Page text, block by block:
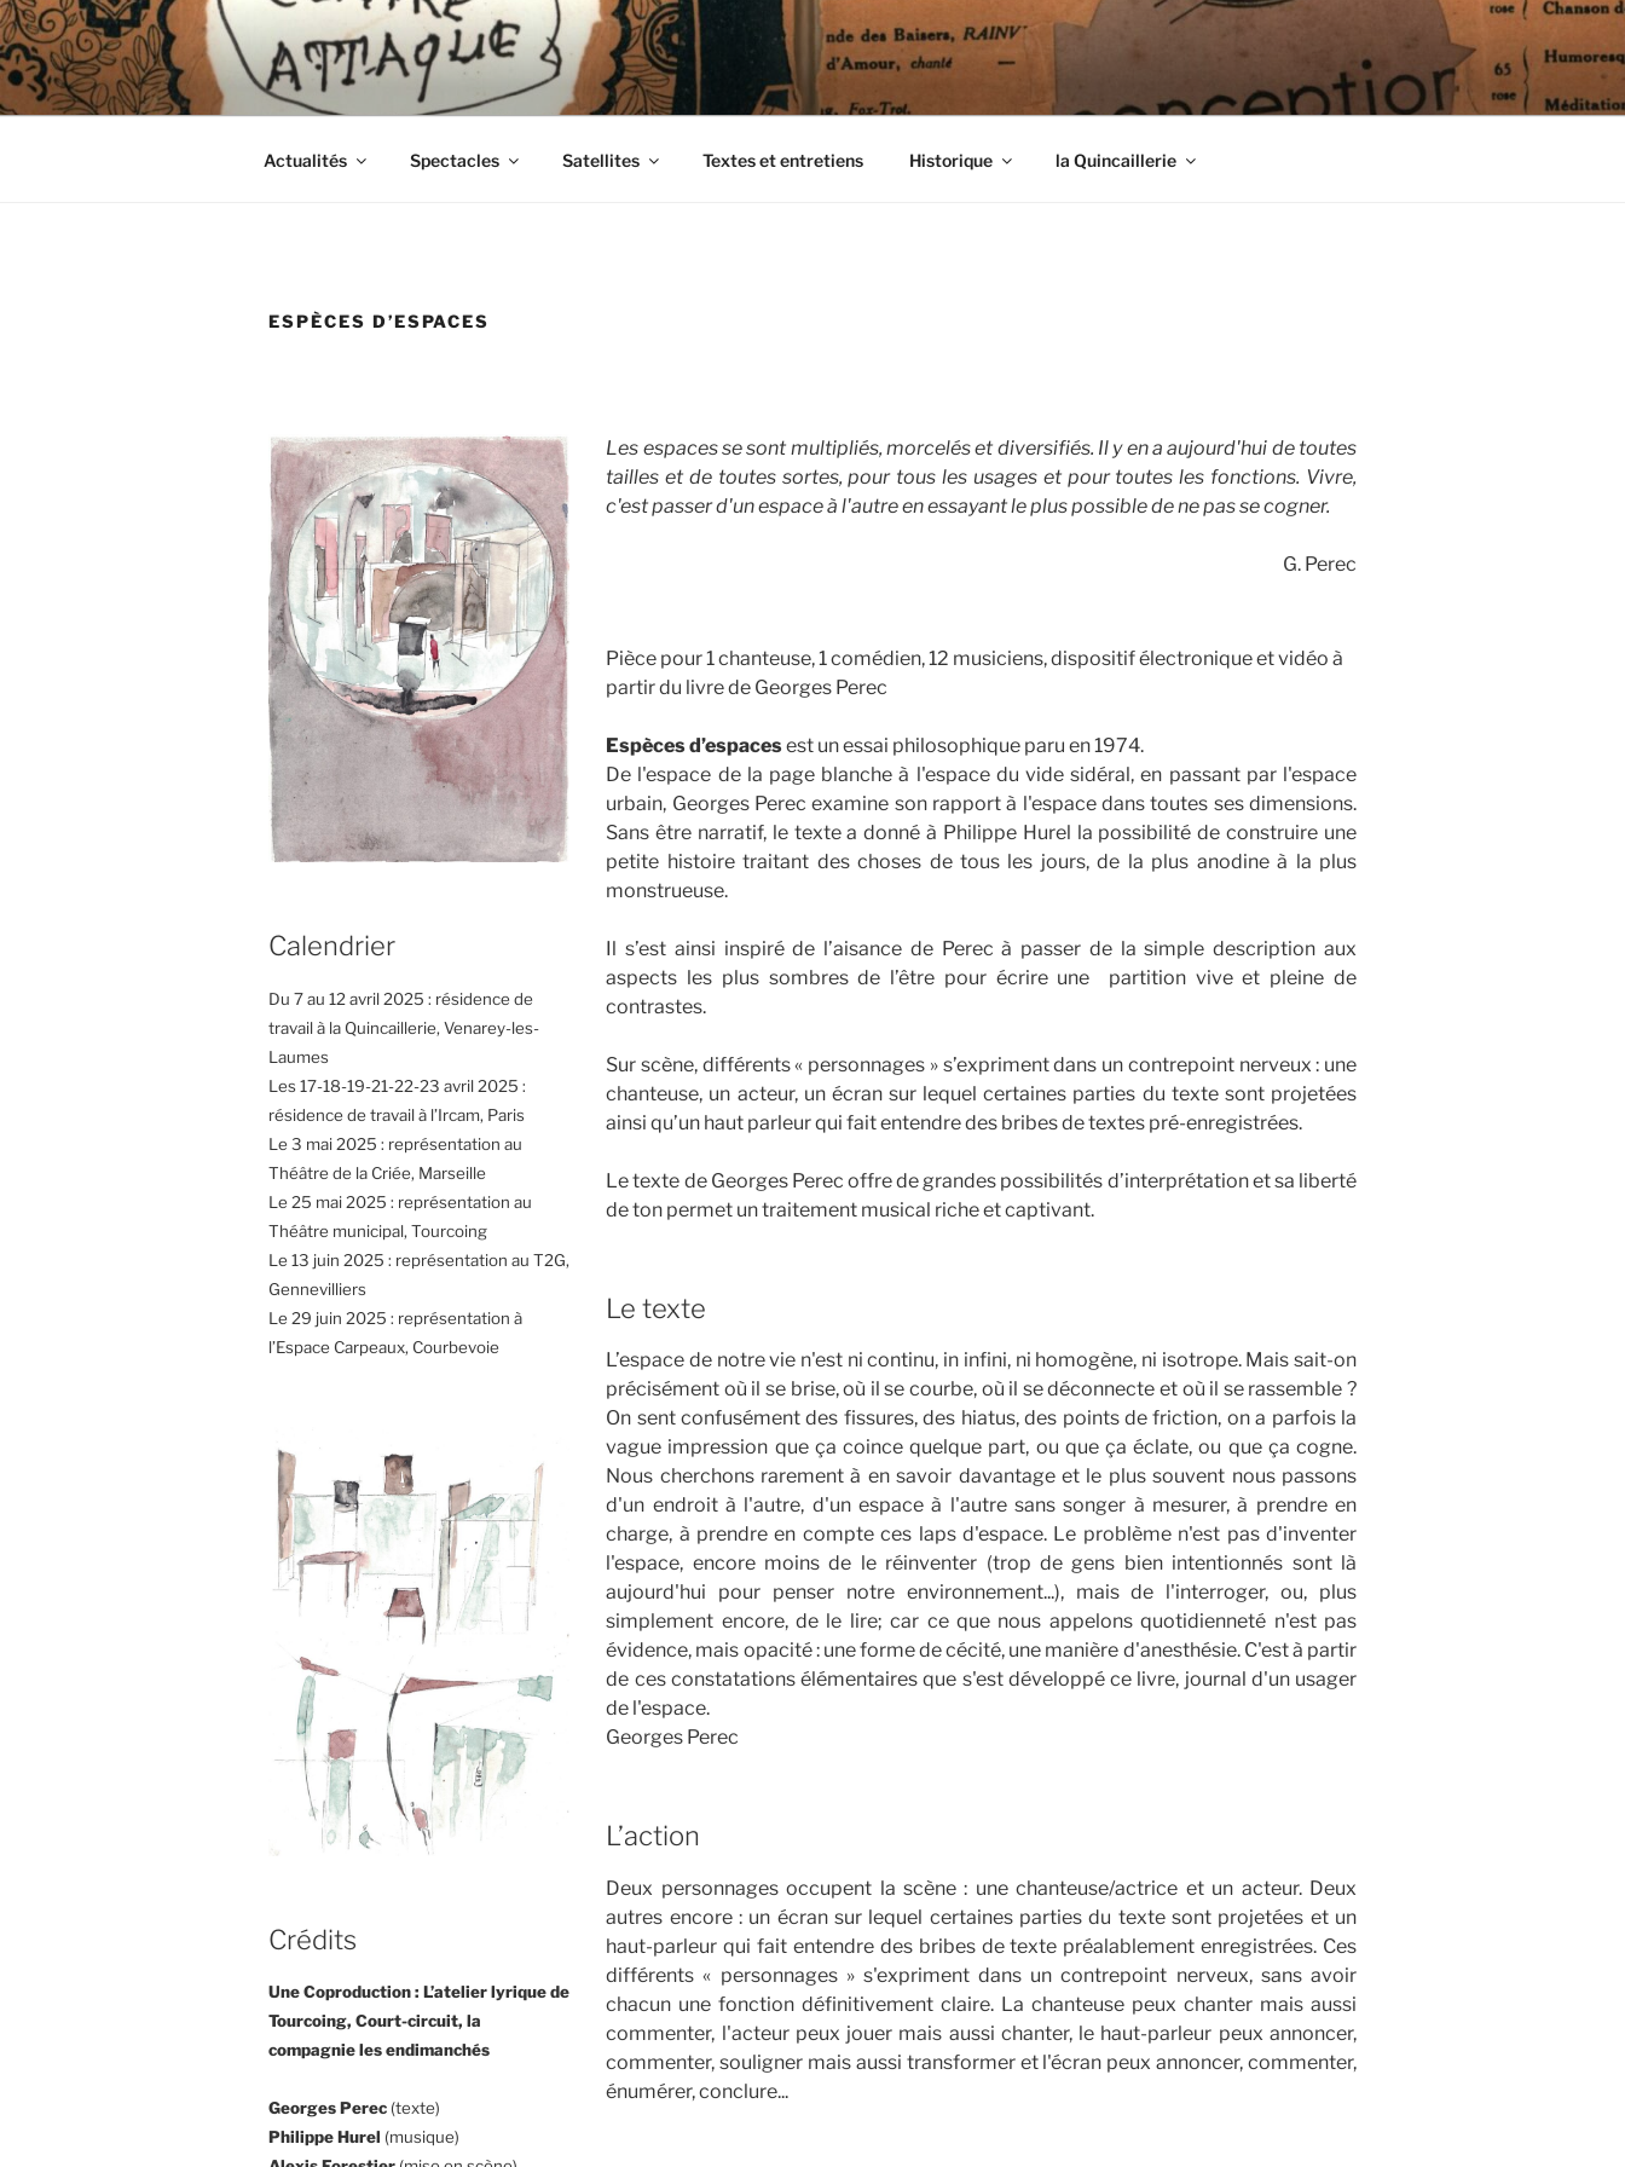
Aller
au
contenu
principal
CIE LES ENDIMANCHÉS
Actualités Spectacles Satellites Textes et entretiens Historique la Quincaillerie
ESPÈCES D’ESPACES
Calendrier
Du 7 au 12 avril 2025 : résidence de
travail à la Quincaillerie, Venarey-les-
Laumes
Les 17-18-19-21-22-23 avril 2025 :
résidence de travail à l’Ircam, Paris
Le 3 mai 2025 : représentation au
Théâtre de la Criée, Marseille
Le 25 mai 2025 : représentation au
Théâtre municipal, Tourcoing
Le 13 juin 2025 : représentation au T2G,
Gennevilliers
Le 29 juin 2025 : représentation à
l’Espace Carpeaux, Courbevoie
Crédits
Une Coproduction : L’atelier lyrique de
Tourcoing, Court-circuit, la
compagnie les endimanchés
Georges Perec (texte)
Philippe Hurel (musique)
Les espaces se sont multipliés, morcelés et diversifiés. Il y en a aujourd'hui de toutes
tailles et de toutes sortes, pour tous les usages et pour toutes les fonctions. Vivre,
c'est passer d'un espace à l'autre en essayant le plus possible de ne pas se cogner.
G. Perec
Pièce pour 1 chanteuse, 1 comédien, 12 musiciens, dispositif électronique et vidéo à
partir du livre de Georges Perec
Espèces d’espacesest un essai philosophique paru en 1974.
De l'espace de la page blanche à l'espace du vide sidéral, en passant par l'espace
urbain, Georges Perec examine son rapport à l'espace dans toutes ses dimensions.
Sans être narratif, le texte a donné à Philippe Hurel la possibilité de construire une
petite histoire traitant des choses de tous les jours, de la plus anodine à la plus
monstrueuse.
Il s’est ainsi inspiré de l’aisance de Perec à passer de la simple description aux
aspects les plus sombres de l’être pour écrire une partition vive et pleine de
contrastes.
Sur scène, différents « personnages » s’expriment dans un contrepoint nerveux : une
chanteuse, un acteur, un écran sur lequel certaines parties du texte sont projetées
ainsi qu’un haut parleur qui fait entendre des bribes de textes pré-enregistrées.
Le texte de Georges Perec offre de grandes possibilités d’interprétation et sa liberté
de ton permet un traitement musical riche et captivant.
Le texte
L’espace de notre vie n'est ni continu, in infini, ni homogène, ni isotrope. Mais sait-on
précisément où il se brise, où il se courbe, où il se déconnecte et où il se rassemble ?
On sent confusément des fissures, des hiatus, des points de friction, on a parfois la
vague impression que ça coince quelque part, ou que ça éclate, ou que ça cogne.
Nous cherchons rarement à en savoir davantage et le plus souvent nous passons
d'un endroit à l'autre, d'un espace à l'autre sans songer à mesurer, à prendre en
charge, à prendre en compte ces laps d'espace. Le problème n'est pas d'inventer
l'espace, encore moins de le réinventer (trop de gens bien intentionnés sont là
aujourd'hui pour penser notre environnement...), mais de l'interroger, ou, plus
simplement encore, de le lire; car ce que nous appelons quotidienneté n'est pas
évidence, mais opacité : une forme de cécité, une manière d'anesthésie. C'est à partir
de ces constatations élémentaires que s'est développé ce livre, journal d'un usager
de l'espace.
Georges Perec
L’action
Deux personnages occupent la scène : une chanteuse/actrice et un acteur. Deux
autres encore : un écran sur lequel certaines parties du texte sont projetées et un
haut-parleur qui fait entendre des bribes de texte préalablement enregistrées. Ces
différents « personnages » s'expriment dans un contrepoint nerveux, sans avoir
chacun une fonction définitivement claire. La chanteuse peux chanter mais aussi
commenter, l'acteur peux jouer mais aussi chanter, le haut-parleur peux annoncer,
commenter, souligner mais aussi transformer et l'écran peux annoncer, commenter,
énumérer, conclure...